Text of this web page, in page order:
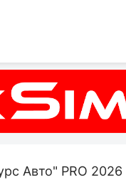
Авто" PRO 2026